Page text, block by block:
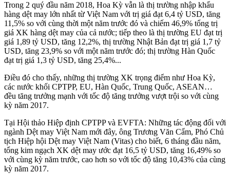
Trong 2 quý đầu năm 2018, Hoa Kỳ vẫn là thị trường nhập khẩu
hàng dệt may lớn nhất từ Việt Nam với trị giá đạt 6,4 tỷ USD, tăng
11,5% so với cùng thời một năm trước đó và chiếm 46,9% tổng trị
giá XK hàng dệt may của cả nước; tiếp theo là thị trường EU đạt trị
giá 1,89 tỷ USD, tăng 12,2%, thị trường Nhật Bản đạt trị giá 1,7 tỷ
USD, tăng 23,9% so với một năm trước đó; thị trường Hàn Quốc
đạt trị giá 1,3 tỷ USD, tăng 25,4%...
Điều đó cho thấy, những thị trường XK trọng điểm như Hoa Kỳ,
các nước khối CPTPP, EU, Hàn Quốc, Trung Quốc, ASEAN…
đều tăng trưởng mạnh với tốc độ tăng trưởng vượt trội so với cùng
kỳ năm 2017.
Tại Hội thảo Hiệp định CPTPP và EVFTA: Những tác động đối với
ngành Dệt may Việt Nam mới đây, ông Trương Văn Cẩm, Phó Chủ
tịch Hiệp hội Dệt may Việt Nam (Vitas) cho biết, 6 tháng đầu năm,
tổng kim ngạch XK dệt may ước đạt 16,5 tỷ USD, tăng 16,49% so
với cùng kỳ năm trước, cao hơn so với tốc độ tăng 10,43% của cùng
kỳ năm 2017.